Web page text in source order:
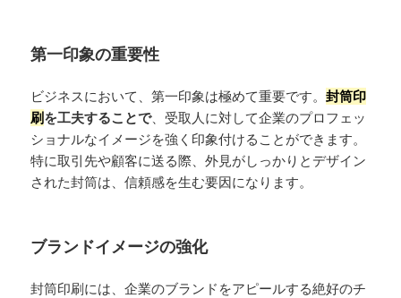
第一印象の重要性
ビジネスにおいて、第一印象は極めて重要です。封筒印
刷を工夫することで、受取人に対して企業のプロフェッ
ショナルなイメージを強く印象付けることができます。
特に取引先や顧客に送る際、外見がしっかりとデザイン
された封筒は、信頼感を生む要因になります。
ブランドイメージの強化
封筒印刷には、企業のブランドをアピールする絶好のチ